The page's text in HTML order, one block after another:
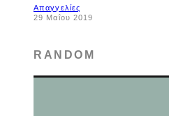
Απαγγελίες
29 Μαΐου 2019
RANDOM